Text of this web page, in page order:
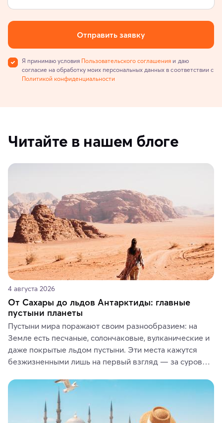
Отправить заявку
Я принимаю условия Пользовательского соглашения и даю
согласие на обработку моих персональных данных в соответствии с
Политикой конфиденциальности
Читайте в нашем блоге
4 августа 2026
От Сахары до льдов Антарктиды: главные
пустыни планеты
Пустыни мира поражают своим разнообразием: на
Земле есть песчаные, солончаковые, вулканические и
даже покрытые льдом пустыни. Эти места кажутся
безжизненными лишь на первый взгляд — за суровой
животные и маршруты, которые дарят одни из самых
ярких впечатлений от путешествий.